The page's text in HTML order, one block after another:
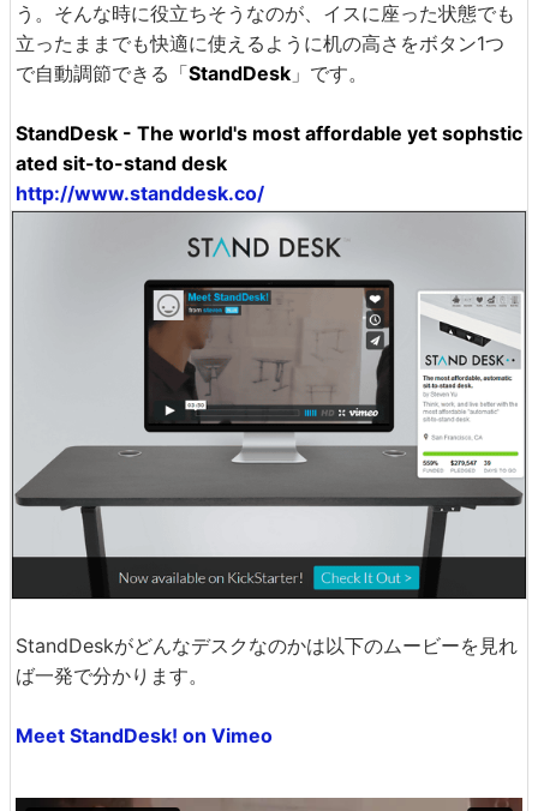
う。そんな時に役立ちそうなのが、イスに座った状態でも
立ったままでも快適に使えるように机の高さをボタン1つ
で自動調節できる「StandDesk 」です。
StandDesk - The world's most affordable yet sophstic
ated sit-to-stand desk
http://www.standdesk.co/
StandDeskがどんなデスクなのかは以下のムービーを見れ
ば一発で分かります。
Meet StandDesk! on Vimeo